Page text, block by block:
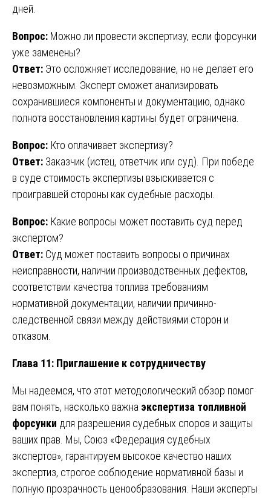
дней.
Вопрос: Можно ли провести экспертизу, если форсунки
уже заменены?
Ответ: Это осложняет исследование, но не делает его
невозможным. Эксперт сможет анализировать
сохранившиеся компоненты и документацию, однако
полнота восстановления картины будет ограничена.
Вопрос: Кто оплачивает экспертизу?
Ответ: Заказчик (истец, ответчик или суд). При победе
в суде стоимость экспертизы взыскивается с
проигравшей стороны как судебные расходы.
Вопрос: Какие вопросы может поставить суд перед
экспертом?
Ответ: Суд может поставить вопросы о причинах
неисправности, наличии производственных дефектов,
соответствии качества топлива требованиям
нормативной документации, наличии причинно-
следственной связи между действиями сторон и
отказом.
Глава 11: Приглашение к сотрудничеству
Мы надеемся, что этот методологический обзор помог
вам понять, насколько важна экспертиза топливной
форсунки для разрешения судебных споров и защиты
ваших прав. Мы, Союз «Федерация судебных
экспертов», гарантируем высокое качество наших
экспертиз, строгое соблюдение нормативной базы и
полную прозрачность ценообразования. Наши эксперты